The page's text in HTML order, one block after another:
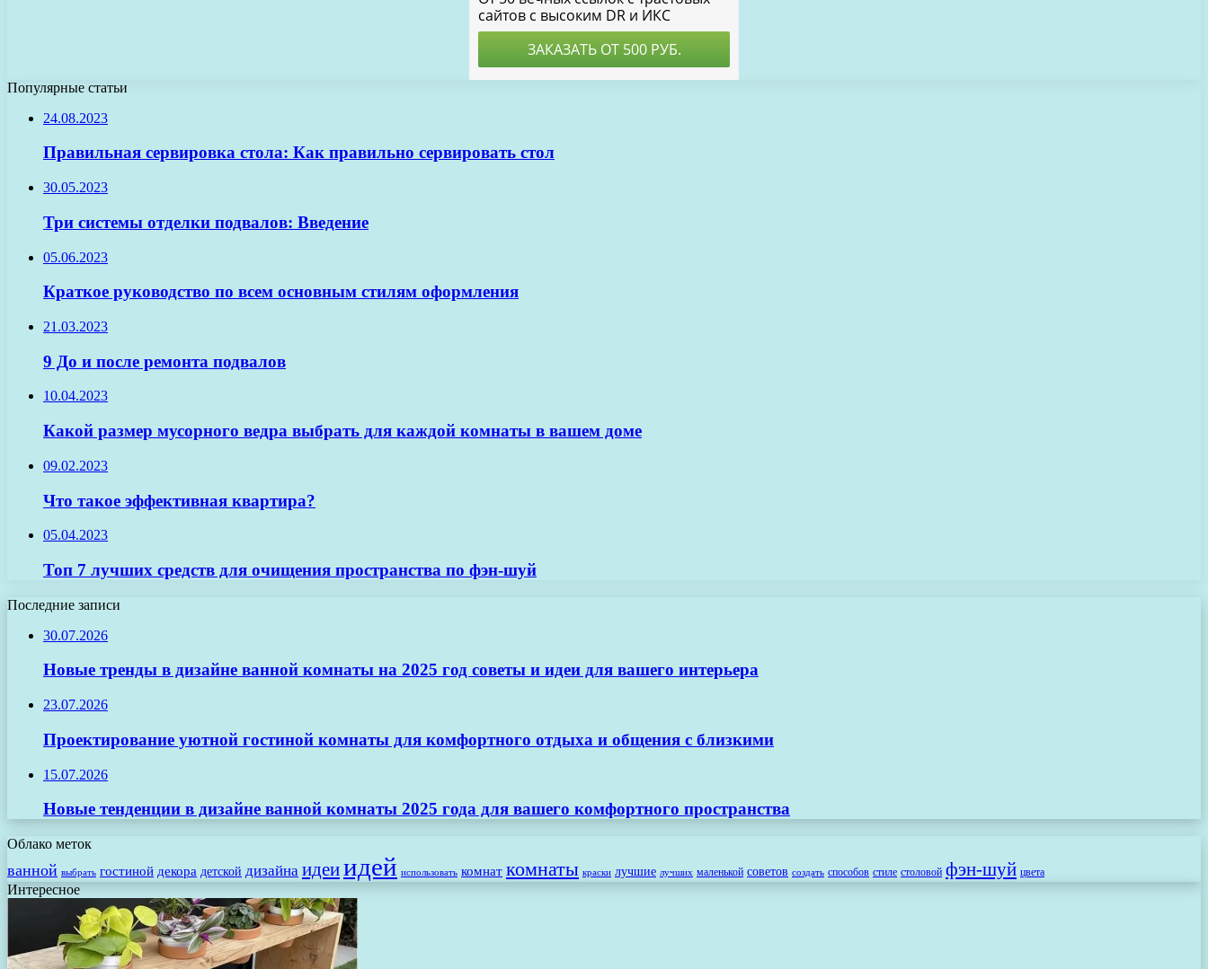
Популярные статьи
24.08.2023
Правильная сервировка стола: Как правильно сервировать стол
30.05.2023
Три системы отделки подвалов: Введение
05.06.2023
Краткое руководство по всем основным стилям оформления
21.03.2023
9 До и после ремонта подвалов
10.04.2023
Какой размер мусорного ведра выбрать для каждой комнаты в вашем доме
09.02.2023
Что такое эффективная квартира?
05.04.2023
Топ 7 лучших средств для очищения пространства по фэн-шуй
Последние записи
30.07.2026
Новые тренды в дизайне ванной комнаты на 2025 год советы и идеи для вашего интерьера
23.07.2026
Проектирование уютной гостиной комнаты для комфортного отдыха и общения с близкими
15.07.2026
Новые тенденции в дизайне ванной комнаты 2025 года для вашего комфортного пространства
Облако меток
ванной выбрать гостиной декора детской дизайна идеиидей использовать комнат комнаты краски лучшие лучших маленькой советов создать способов стиле столовой фэн-шуй цвета
Интересное